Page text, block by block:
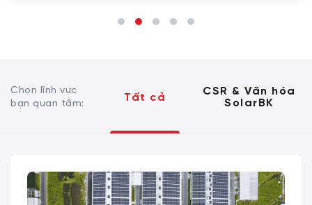
Chọn lĩnh vực
bạn quan tâm:
Tất cả
CSR & Văn hóa
SolarBK